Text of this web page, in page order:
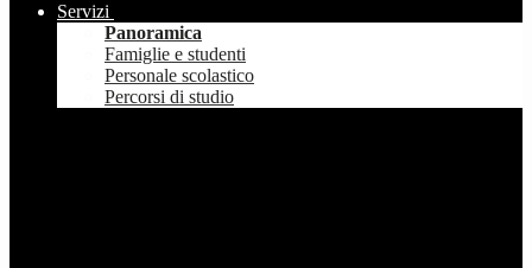
Servizi
Panoramica
Famiglie e studenti
Personale scolastico
Percorsi di studio